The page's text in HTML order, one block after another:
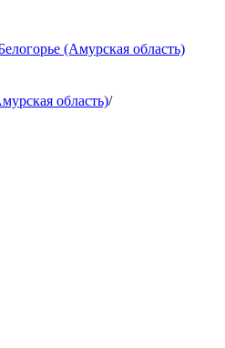
(Амурская область)
область)/